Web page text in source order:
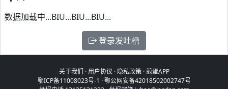
数据加载中...BIU...BIU...BIU...
登录发吐槽
关于我们 ·用户协议 · 隐私政策·煎蛋APP
鄂ICP备11008023号-1 ·鄂公网安备42018502002747号